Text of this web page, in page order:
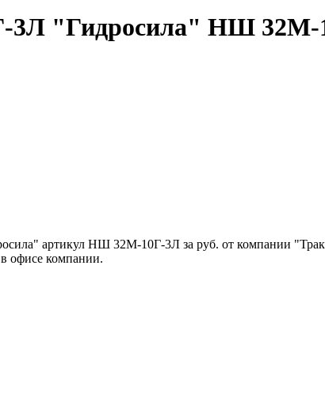
3Л "Гидросила" НШ 32М-
артикул НШ 32М-10Г-3Л за руб. от компании
офисе компании.